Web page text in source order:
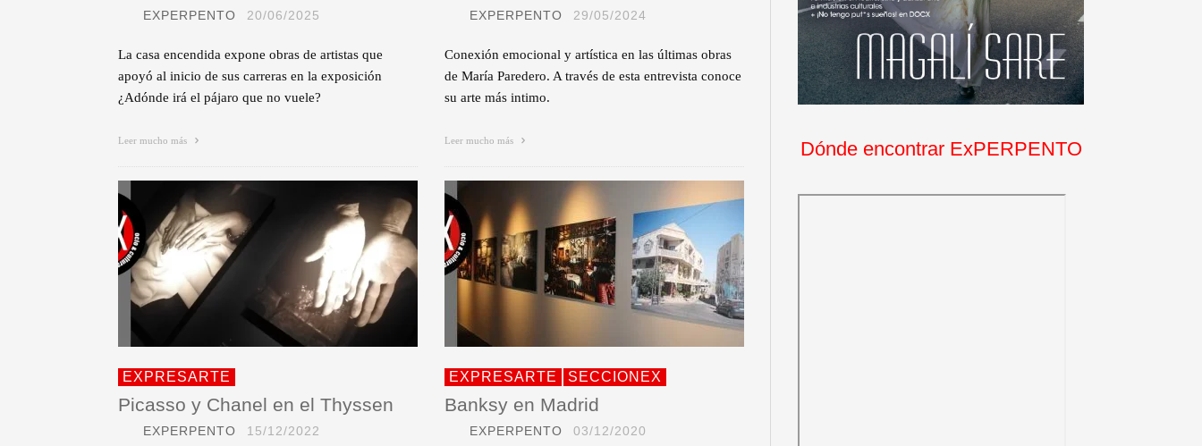
EXPERPENTO 20/06/2025
La casa encendida expone obras de artistas que
apoyó al inicio de sus carreras en la exposición
¿Adónde irá el pájaro que no vuele?
Leer mucho más
EXPERPENTO 29/05/2024
Conexión emocional y artística en las últimas obras
de María Paredero. A través de esta entrevista conoce
su arte más intimo.
Leer mucho más
EXPRESARTE
Picasso y Chanel en el Thyssen
EXPERPENTO 15/12/2022
EXPRESARTE SECCIONEX
Banksy en Madrid
EXPERPENTO 03/12/2020
Dónde encontrar ExPERPENTO